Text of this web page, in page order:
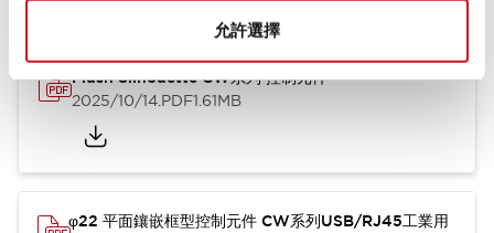
允許選擇
Flush Silhouette CW系列 控制元件
2025/10/14.PDF1.61MB
φ22 平面鑲嵌框型控制元件 CW系列USB/RJ45工業用